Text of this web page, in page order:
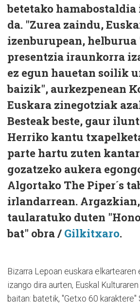
betetako hamabostaldia
da. "Zurea zaindu,
izenburupean, helburua
presentzia iraunkorra
ez egun hauetan soilik
baizik", aurkezpenean
Euskara zinegotziak
Besteak beste, gaur
Herriko kantu
parte hartu zuten
gozatzeko aukera
Algortako The Piper´s
irlandarrean.
taularatuko duten
bat" obra / Gilkitxaro.
Bizarra Lepoan euskara elkartearen
izango dira aurten, Euskal
baitan: batetik, "Getxo 60